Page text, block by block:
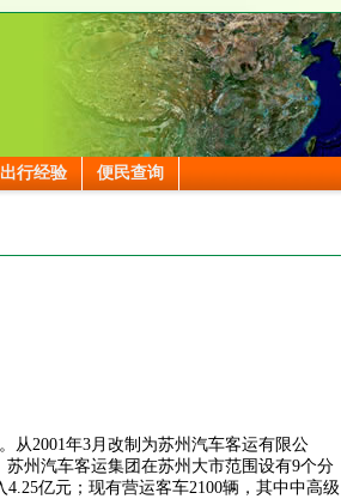
出行经验 便民查询
2001年3月改制为苏州汽车客运有限公
州汽车客运集团在苏州大市范围设有9个分
亿元；现有营运客车2100辆，其中中高级